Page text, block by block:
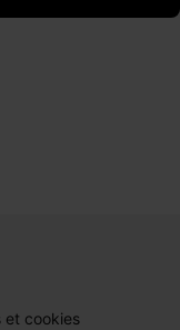
et cookies